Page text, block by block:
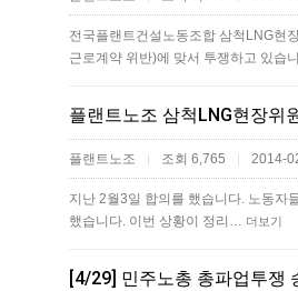
전국플랜트건설노동조합 삼척LNG현
근로계약 위반)에 맞서 투쟁하고 있습
플랜트노조 삼척LNG현장위
플랜트노조 조회 6,765 2014-
지난 2월3일 합의를 했습니다. 노동자
했습니다. 이번 상황이 정리… 더보기